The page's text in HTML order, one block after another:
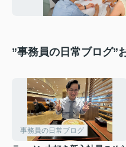
”事務員の日常ブログ”
事務員の日常ブログ